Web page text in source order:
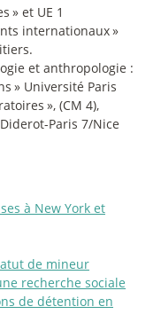
» et UE 1
internationaux»
et anthropologie :
» Université Paris
», (CM 4),
Diderot-Paris 7/Nice
à New York et
de mineur
recherche sociale
de détention en